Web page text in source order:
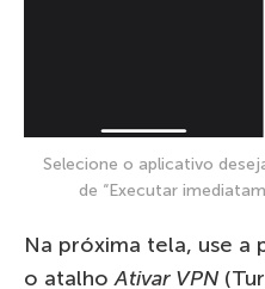
Selecione o aplicativo
de “Executar
Na próxima tela, use a
o atalhoAtivar VPN